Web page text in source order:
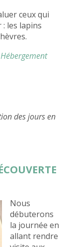
ceux qui
les lapins
des jours en
Nous
débuterons
la journée en
allant rendre